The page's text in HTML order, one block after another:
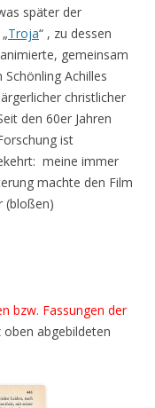
später der
Troja“ , zu dessen
gemeinsam
Achilles
christlicher
den 60er Jahren
ist
meine immer
machte den Film
(bloßen)
bzw. Fassungen der
abgebildeten